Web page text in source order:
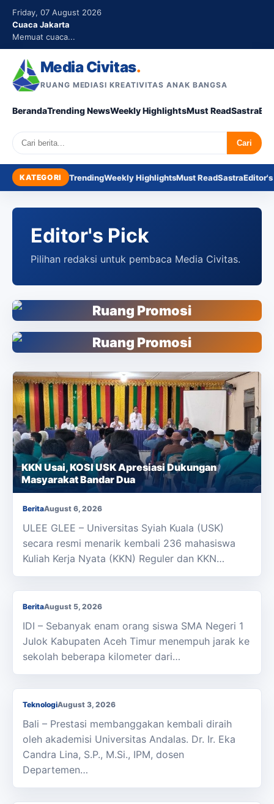
Friday, 07 August 2026
Cuaca Jakarta
Memuat cuaca...
Media Civitas.
RUANG MEDIASI KREATIVITAS ANAK BANGSA
BerandaTrending NewsWeekly HighlightsMust ReadSastra
Search Cari
KATEGORI TrendingWeekly HighlightsMust ReadSastra
Editor's Pick
Pilihan redaksi untuk pembaca Media Civitas.
KKN Usai, KOSI USK Apresiasi Dukungan
Masyarakat Bandar Dua
BeritaAugust 6, 2026
ULEE GLEE – Universitas Syiah Kuala (USK)
secara resmi menarik kembali 236 mahasiswa
Kuliah Kerja Nyata (KKN) Reguler dan KKN…
Berjalan Kaki ke Sekolah, Enam Siswa SMAN 1
Julok Butuh Sepeda
BeritaAugust 5, 2026
IDI – Sebanyak enam orang siswa SMA Negeri 1
Julok Kabupaten Aceh Timur menempuh jarak ke
sekolah beberapa kilometer dari…
Dosen Universitas Andalas Raih Predikat Best
Presenter pada ICOEE 2026 Berkat Inovasi
Nanoinsektisida Botani
TeknologiAugust 3, 2026
Bali – Prestasi membanggakan kembali diraih
oleh akademisi Universitas Andalas. Dr. Ir. Eka
Candra Lina, S.P., M.Si., IPM, dosen
Departemen…
Membanggakan, Siswa SMK PPN Saree Raih
Juara LKS Nasional 2026